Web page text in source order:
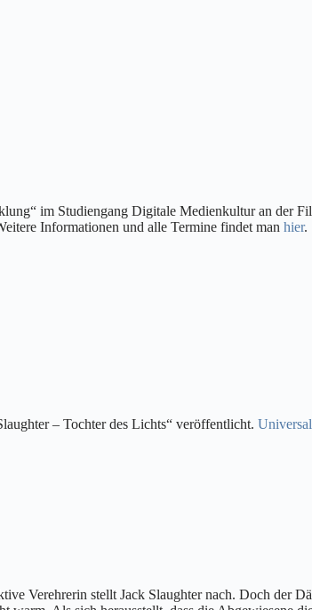
im Studiengang Digitale Medienkultur an der
Informationen und alle Termine findet man hier.
– Tochter des Lichts“ veröffentlicht. Universal
Verehrerin stellt Jack Slaughter nach. Doch der